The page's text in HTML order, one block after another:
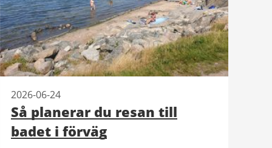
Så planerar du resan till
badet i förväg
2026-06-24